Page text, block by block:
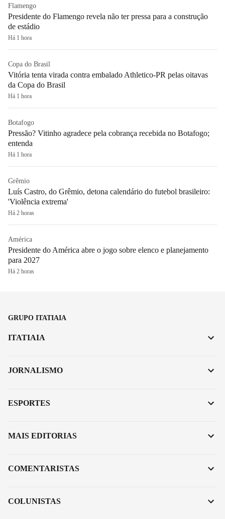
Flamengo
Presidente do Flamengo revela não ter pressa para a construção
de estádio
Há 1 hora
Copa do Brasil
Vitória tenta virada contra embalado Athletico-PR pelas oitavas
da Copa do Brasil
Há 1 hora
Botafogo
Pressão? Vitinho agradece pela cobrança recebida no Botafogo;
entenda
Há 1 hora
Grêmio
Luís Castro, do Grêmio, detona calendário do futebol brasileiro:
'Violência extrema'
Há 2 horas
América
Presidente do América abre o jogo sobre elenco e planejamento
para 2027
Há 2 horas
GRUPO ITATIAIA
ITATIAIA
JORNALISMO
ESPORTES
MAIS EDITORIAS
COMENTARISTAS
COLUNISTAS